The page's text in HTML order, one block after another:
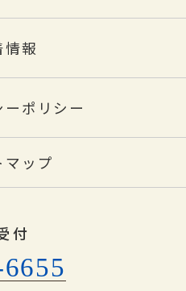
情報
ポリシー
マップ
付